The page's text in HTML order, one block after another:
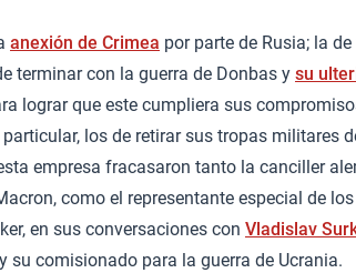
anexión de Crimea por parte de Rusia; la
terminar con la guerra de Donbas y su
lograr que este cumpliera sus
particular, los de retirar sus tropas militares
empresa fracasaron tanto la canciller
como el representante especial de
en sus conversaciones con Vladislav
su comisionado para la guerra de Ucrania.